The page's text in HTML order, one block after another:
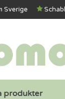
Sverige
produkter